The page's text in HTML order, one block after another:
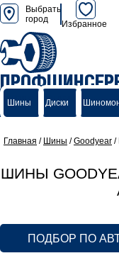
Выбрать
город
Избранное
группа компаний
Шины Диски
Главная / Шины /Goodyear /
ШИНЫ
ПОДБОР ПО